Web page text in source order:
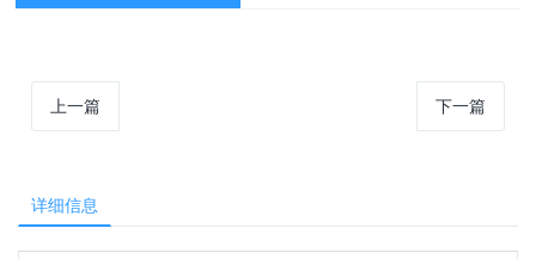
上一篇 下一篇
详细信息